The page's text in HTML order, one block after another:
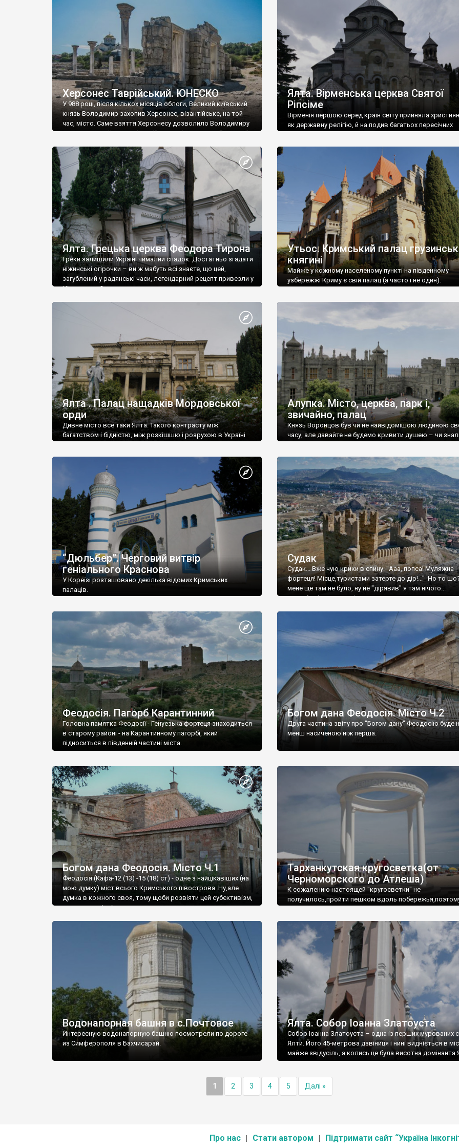
візантійської доби. Раритети викрадені з фондів об’єкту
культурної спадщини ЮНЕСКО «Херсонеса Таврійського».
Офіційно – на виставку «Золото Візантії», але експерти та
влада в Україні вважають це лише […]
називаються «повстяками» (postaki)…” “Вино. Крим
виробляє відмінне вино і його вдосталь: воно все
легке біле і дуже […]
Херсонес Таврійський. ЮНЕСКО
У 988 році, після кількох місяців облоги, Великий київський
князь Володимир захопив Херсонес, візантійське, на той
час, місто. Саме взяття Херсонесу дозволило Володимиру
диктувати свої умови візантійському імператору Василю ІІ,
Херсонесі Володимир-язичник, став Василем-
християнином. А потім було Хрещення Русі. На честь
Херсонесу Таврійського названо місто […]
Ялта. Вірменська церква Святої
Ріпсіме
Вірменія першою серед країн світу прийняла
як державну релігію, й на подив багатьох пересічних
Ялта. Грецька церква Феодора Тирона
Греки залишили Україні чималий спадок. Достатньо згадати
ніжинські огірочки – ви ж мабуть всі знаєте, що цей,
загублений у радянські часи, легендарний рецепт привезли у
Ніжин греки?
Утьос. Кримський палац
княгині
Майже у кожному населеному пункті на південному
узбережжі Криму є свій палац (а часто і не один).
Ялта . Палац нащадків Мордовської
орди
Дивне місто все таки Ялта. Такого контрасту між
багатством і бідністю, між розкішшю і розрухою в Україні
Алупка. Місто, церква, парк і,
звичайно, палац
Князь Воронцов був чи не найвідомішою людиною
часу, але давайте не будемо кривити душею – чи
“Дюльбер”. Черговий витвір
геніального Краснова
У Кореїзі розташовано декілька відомих Кримських
палаців.
Судак
Судак... Вже чую крики в спину: "Ааа, попса! Муляжна
фортеця! Місце,туристами затерте до дір!..." Но то
мене ще там не було, ну не "дірявив" я там нічого...
принаймні до цього літа.
Феодосія. Пагорб Карантинний
Головна памятка Феодосії - Генуезька фортеця знаходиться
в старому районі - на Карантинному пагорбі, який
підноситься в південній частині міста.
Богом дана Феодосія. Місто Ч.2
Друга частина звіту про "Богом дану" Феодосію буде
менш насиченою ніж перша.
Богом дана Феодосія. Місто Ч.1
Феодосія (Кафа-12 (13) -15 (18) ст) - одне з найцікавіших (на
мою думку) міст всього Кримського півострова .Ну,але
думка в кожного своя, тому щоби розвіяти цей субєктивізм,
запрошую відвідати це
Тарханкутская кругосветка(от
Черноморского до Атлеша)
К сожалению настоящей "кругосветки" не
получилось,пройти пешком вдоль
Водонапорная башня в с.Почтовое
Интересную водонапорную башню посмотрели по дороге
из Симферополя в Бахчисарай.
Ялта. Собор Іоанна Златоуста
Собор Іоанна Златоуста – одна із перших мурованих
Ялти. Його 45-метрова дзвіниця і нині видніється в
майже звідусіль, а колись це була висотна домінанта
1 2 3 4 5 Далі »
Про нас Стати автором Підтримати сайт “Україна